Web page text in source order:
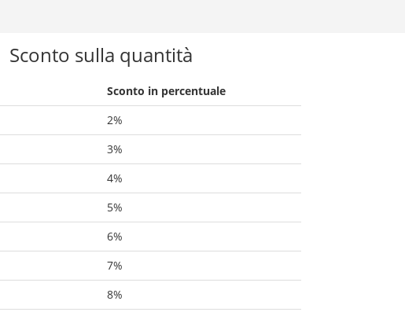
Sconto sulla quantità
Sconto in percentuale
2%
3%
4%
5%
6%
7%
8%